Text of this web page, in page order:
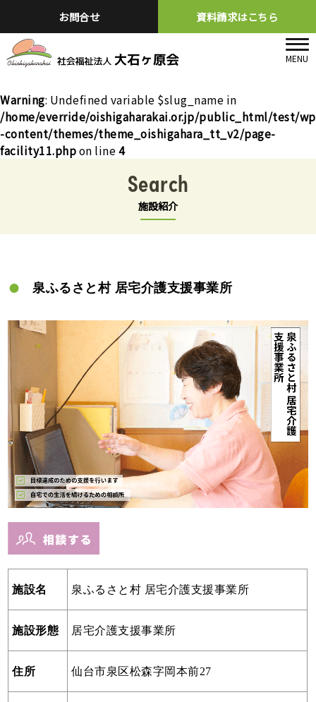
お問合せ 資料請求はこちら
Warning: Undefined variable $slug_name in
/home/everride/oishigaharakai.or.jp/public_html/test/wp
-content/themes/theme_oishigahara_tt_v2/page-
facility11.phpon line4
Search
施設紹介
泉ふるさと村 居宅介護支援事業所
施設名 泉ふるさと村 居宅介護支援事業所
施設形態 居宅介護支援事業所
住所 仙台市泉区松森字岡本前27